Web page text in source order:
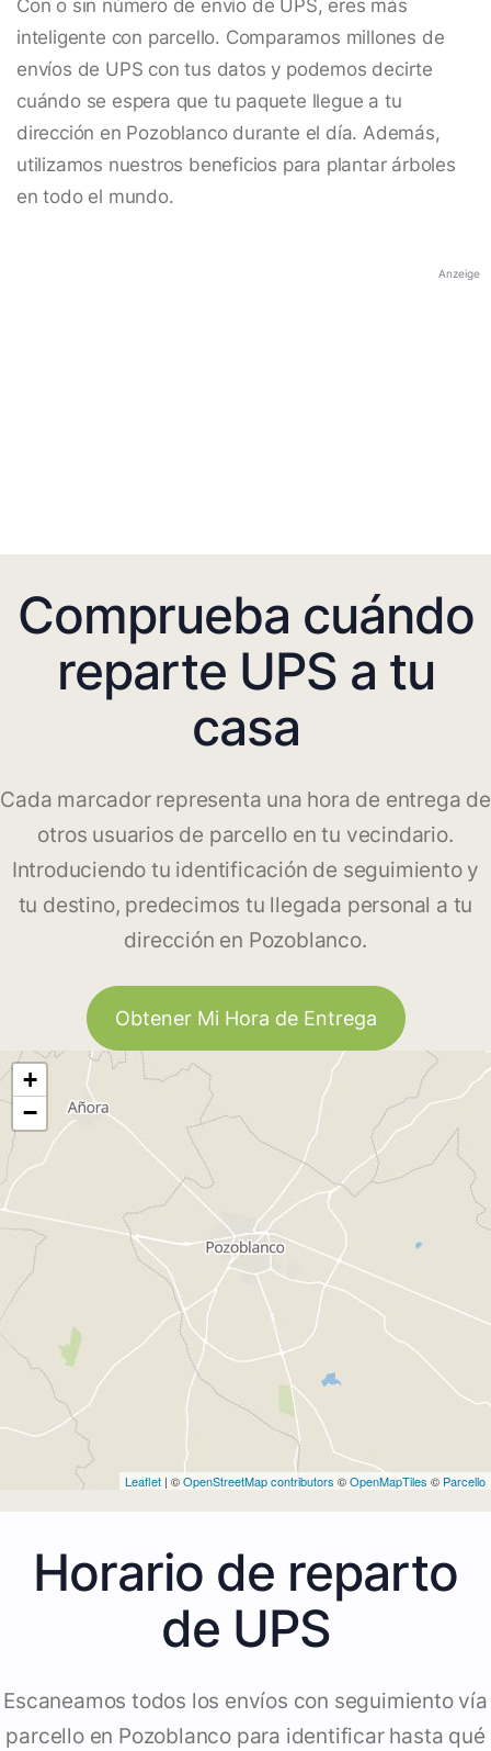
Con o sin número de envío de UPS, eres más
inteligente con parcello. Comparamos millones de
envíos de UPS con tus datos y podemos decirte
cuándo se espera que tu paquete llegue a tu
dirección en Pozoblanco durante el día. Además,
utilizamos nuestros beneficios para plantar árboles
en todo el mundo.
Anzeige
Comprueba cuándo
reparte UPS a tu
casa
Cada marcador representa una hora de entrega de
otros usuarios de parcello en tu vecindario.
Introduciendo tu identificación de seguimiento y
tu destino, predecimos tu llegada personal a tu
dirección en Pozoblanco.
Obtener Mi Hora de Entrega
+
−
Leaflet | ©OpenStreetMap contributors ©OpenMapTiles © Parcello
Horario de reparto
de UPS
Escaneamos todos los envíos con seguimiento vía
parcello en Pozoblanco para identificar hasta qué